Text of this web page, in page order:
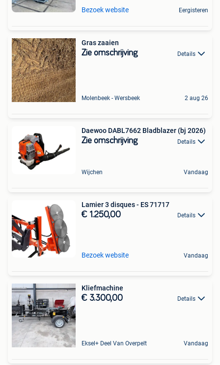
Bezoek website Eergisteren
Gras zaaien
Zie omschrijving Details
Molenbeek - Wersbeek 2 aug 26
Daewoo DABL7662 Bladblazer (bj 2026)
Zie omschrijving Details
Wijchen Vandaag
Lamier 3 disques - ES 71717
€ 1.250,00 Details
Bezoek website Vandaag
Kliefmachine
€ 3.300,00 Details
Eksel+ Deel Van Overpelt Vandaag